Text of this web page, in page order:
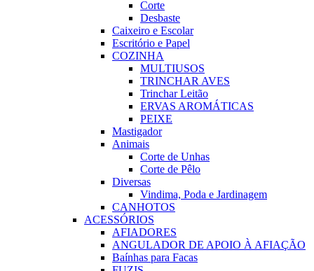
Corte
Desbaste
Caixeiro e Escolar
Escritório e Papel
COZINHA
MULTIUSOS
TRINCHAR AVES
Trinchar Leitão
ERVAS AROMÁTICAS
PEIXE
Mastigador
Animais
Corte de Unhas
Corte de Pêlo
Diversas
Vindima, Poda e Jardinagem
CANHOTOS
ACESSÓRIOS
AFIADORES
ANGULADOR DE APOIO À AFIAÇÃO
Baínhas para Facas